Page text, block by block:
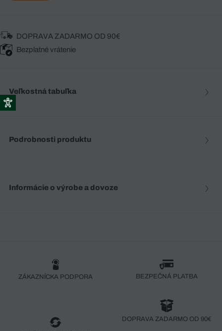
DOPRAVA ZADARMO OD 90€
Bezplatné vrátenie
Veľkostná tabuľka
Podrobnosti produktu
Informácie o výrobe a dovoze
ZÁKAZNÍCKA PODPORA BEZPEČNÁ PLATBA
DOPRAVA ZADARMO OD 90€